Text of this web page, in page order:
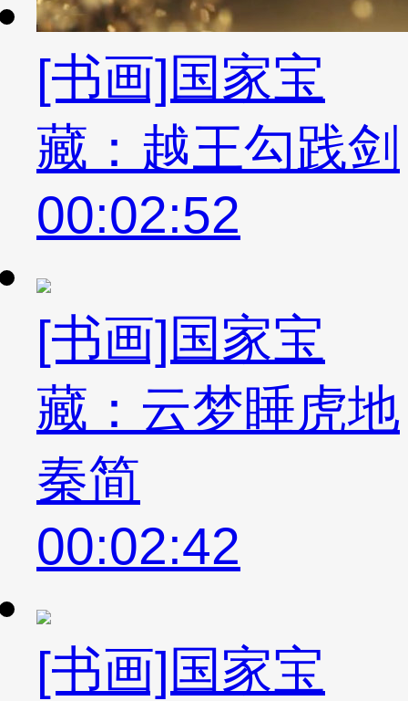
[书画]国家宝
藏：越王勾践剑
00:02:52
[书画]国家宝
藏：云梦睡虎地
秦简
00:02:42
[书画]国家宝